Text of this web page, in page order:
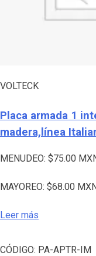
VOLTECK
Placa armada 1
madera,línea
MENUDEO: $75.00
MAYOREO: $68.00
Leer más
CÓDIGO: PA-APTR-IM